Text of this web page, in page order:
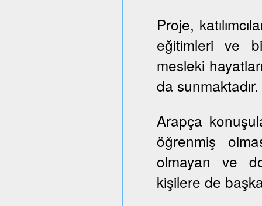
Proje,
eğitimleri ve
mesleki
da sunmaktadır.
Arapça
öğrenmiş
olmayan ve
kişilere de